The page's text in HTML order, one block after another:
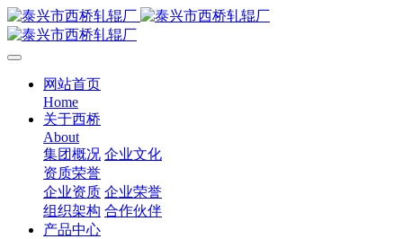
网站首页
Home
关于西桥
About
集团概况 企业文化
资质荣誉
企业资质 企业荣誉
组织架构 合作伙伴
产品中心